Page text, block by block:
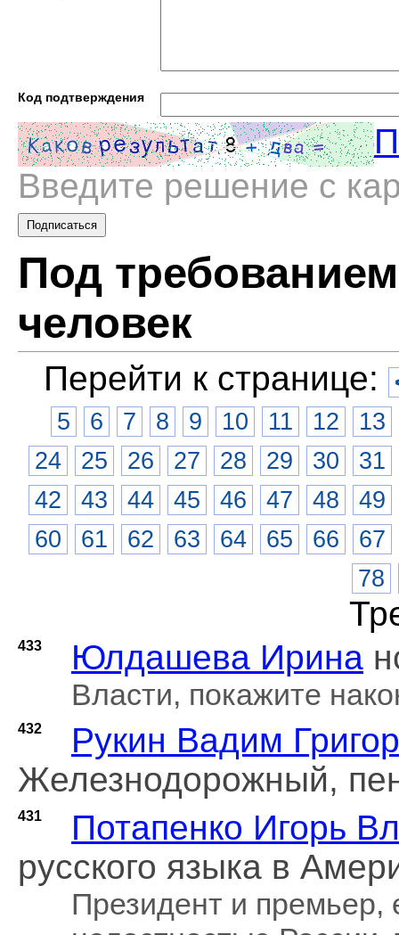
Код подтверждения
Введите решение с
Под
человек
Перейти к странице:
5
6 7 8 9 10 11 12
13
24
25 26 27 28 29 30
31
42
43 44 45 46 47 48
49
60
61 62 63 64 65 66
67
78
433 Юлдашева Ирина
Власти, покажите
432
Рукин Вадим
Железнодорожный,
431
Потапенко Игорь
русского языка в
Президент и премьер,